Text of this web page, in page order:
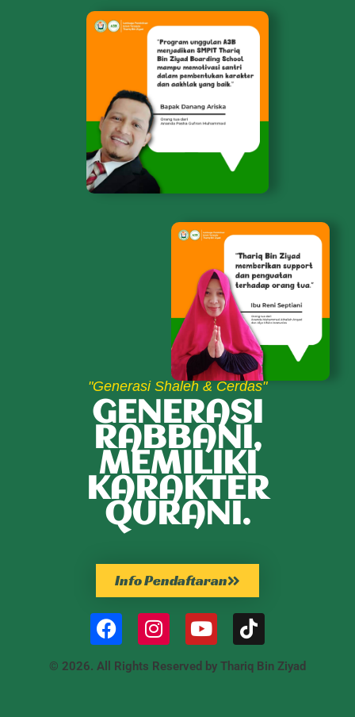
"Generasi Shaleh & Cerdas"
GENERASI
RABBANI,
MEMILIKI
KARAKTER
QURANI.
Info Pendaftaran
© 2026. All Rights Reserved by Thariq Bin Ziyad